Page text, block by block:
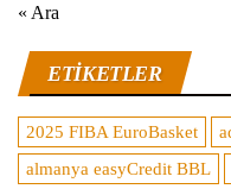
« Ara
ETIKETLER
2025 FIBA EuroBasket
almanya easyCredit BBL